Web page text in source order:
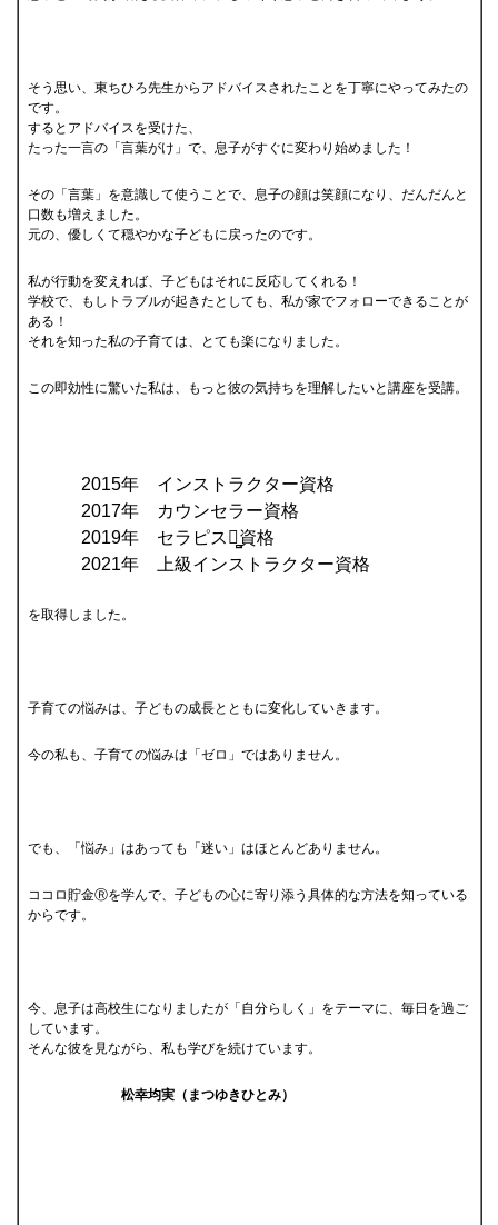
そう思い、東ちひろ先生からアドバイスされたことを丁寧にやってみたの
です。
するとアドバイスを受けた、
たった一言の「言葉がけ」で、息子がすぐに変わり始めました！
その「言葉」を意識して使うことで、息子の顔は笑顔になり、だんだんと
口数も増えました。
元の、優しくて穏やかな子どもに戻ったのです。
私が行動を変えれば、子どもはそれに反応してくれる！
学校で、もしトラブルが起きたとしても、私が家でフォローできることが
ある！
それを知った私の子育ては、とても楽になりました。
この即効性に驚いた私は、もっと彼の気持ちを理解したいと講座を受講。
2015年 インストラクター資格
2017年 カウンセラー資格
2019年 セラピスト̻資格
2021年 上級インストラクター資格
を取得しました。
子育ての悩みは、子どもの成長とともに変化していきます。
今の私も、子育ての悩みは「ゼロ」ではありません。
でも、「悩み」はあっても「迷い」はほとんどありません。
ココロ貯金Ⓡを学んで、子どもの心に寄り添う具体的な方法を知っている
からです。
今、息子は高校生になりましたが「自分らしく」をテーマに、毎日を過ご
しています。
そんな彼を見ながら、私も学びを続けています。
松幸均実（まつゆきひとみ）